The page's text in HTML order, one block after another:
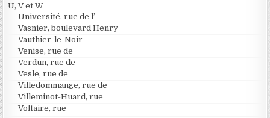
U, V et W
Université, rue de l’
Vasnier, boulevard Henry
Vauthier-le-Noir
Venise, rue de
Verdun, rue de
Vesle, rue de
Villedommange, rue de
Villeminot-Huard, rue
Voltaire, rue